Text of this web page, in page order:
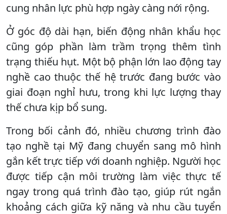
cung nhân lực phù hợp ngày càng nới rộng.
Ở góc độ dài hạn, biến động nhân khẩu học
cũng góp phần làm trầm trọng thêm tình
trạng thiếu hụt. Một bộ phận lớn lao động tay
nghề cao thuộc thế hệ trước đang bước vào
giai đoạn nghỉ hưu, trong khi lực lượng thay
thế chưa kịp bổ sung.
Trong bối cảnh đó, nhiều chương trình đào
tạo nghề tại Mỹ đang chuyển sang mô hình
gắn kết trực tiếp với doanh nghiệp. Người học
được tiếp cận môi trường làm việc thực tế
ngay trong quá trình đào tạo, giúp rút ngắn
khoảng cách giữa kỹ năng và nhu cầu tuyển